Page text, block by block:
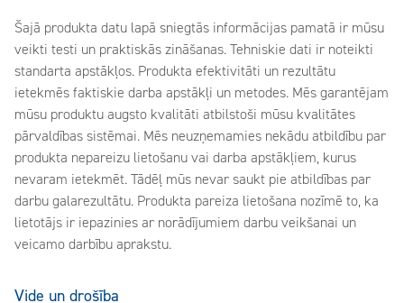
Šajā produkta datu lapā sniegtās informācijas pamatā ir mūsu
veikti testi un praktiskās zināšanas. Tehniskie dati ir noteikti
standarta apstākļos. Produkta efektivitāti un rezultātu
ietekmēs faktiskie darba apstākļi un metodes. Mēs garantējam
mūsu produktu augsto kvalitāti atbilstoši mūsu kvalitātes
pārvaldības sistēmai. Mēs neuzņemamies nekādu atbildību par
produkta nepareizu lietošanu vai darba apstākļiem, kurus
nevaram ietekmēt. Tādēļ mūs nevar saukt pie atbildības par
darbu galarezultātu. Produkta pareiza lietošana nozīmē to, ka
lietotājs ir iepazinies ar norādījumiem darbu veikšanai un
veicamo darbību aprakstu.
Vide un drošība